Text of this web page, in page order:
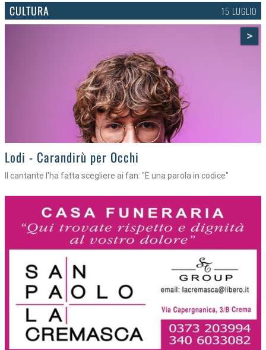
CULTURA 15 LUGLIO
>
Lodi - Carandirù per Occhi
Il cantante l'ha fatta scegliere ai fan: "È una parola in codice"